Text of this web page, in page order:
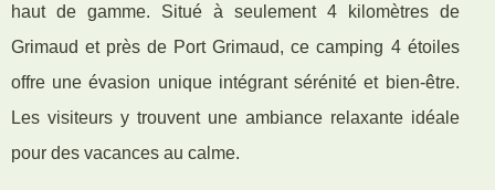
haut de gamme. Situé à seulement 4 kilomètres de
Grimaud et près de Port Grimaud, ce camping 4 étoiles
offre une évasion unique intégrant sérénité et bien-être.
Les visiteurs y trouvent une ambiance relaxante idéale
pour des vacances au calme.